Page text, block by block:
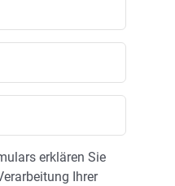
erklären Sie
Ihrer